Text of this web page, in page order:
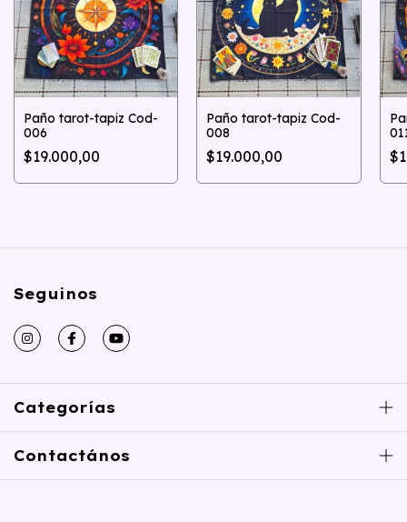
Paño tarot-tapiz Cod-
006
$19.000,00
Paño tarot-tapiz Cod-
008
$19.000,00
Seguinos
Categorías
Contactános